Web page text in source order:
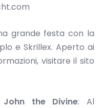
grande festa con la
e Skrillex. Aperto ai
visitare il sito
the Divine: Al